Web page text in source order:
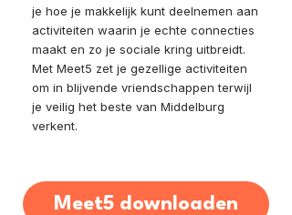
je hoe je makkelijk kunt deelnemen aan
activiteiten waarin je echte connecties
maakt en zo je sociale kring uitbreidt.
Met Meet5 zet je gezellige activiteiten
om in blijvende vriendschappen terwijl
je veilig het beste van Middelburg
verkent.
Meet5 downloaden